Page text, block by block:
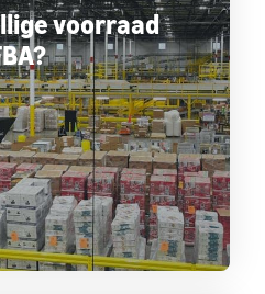
voorraad